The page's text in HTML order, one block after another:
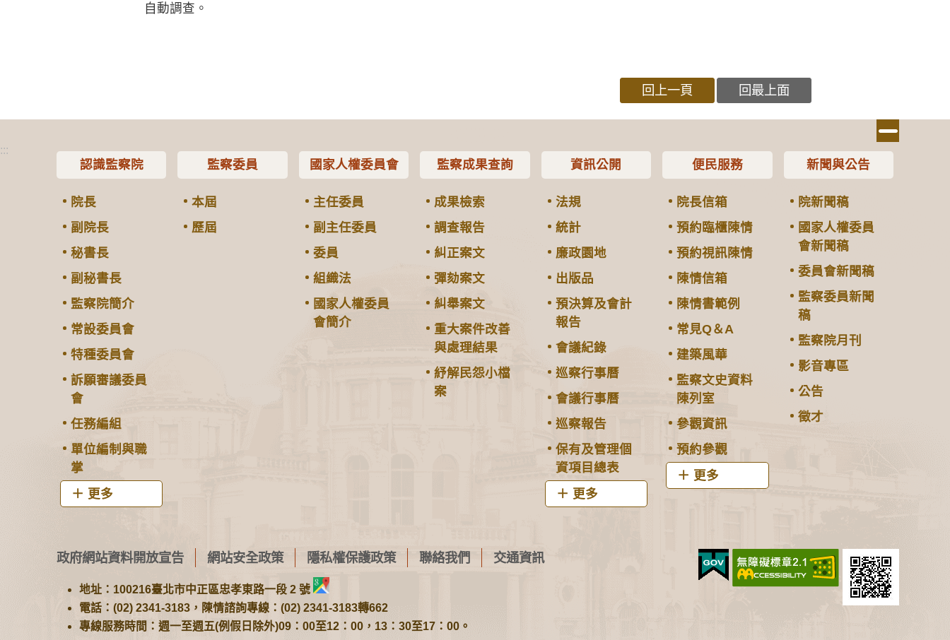
自動調查。
回上一頁 回最上面
:::
認識監察院
院長
副院長
秘書長
副秘書長
監察院簡介
常設委員會
特種委員會
訴願審議委員
會
任務編組
單位編制與職
掌
更多
監察委員
本屆
歷屆
國家人權委員會
主任委員
副主任委員
委員
組織法
國家人權委員
會簡介
監察成果查詢
成果檢索
調查報告
糾正案文
彈劾案文
糾舉案文
重大案件改善
與處理結果
紓解民怨小檔
案
資訊公開
法規
統計
廉政園地
出版品
預決算及會計
報告
會議紀錄
巡察行事曆
會議行事曆
巡察報告
保有及管理個
資項目總表
更多
便民服務
院長信箱
預約臨櫃陳情
預約視訊陳情
陳情信箱
陳情書範例
常見Q＆A
建築風華
監察文史資料
陳列室
參觀資訊
預約參觀
更多
新聞與公告
院新聞稿
國家人權委員
會新聞稿
委員會新聞稿
監察委員新聞
稿
監察院月刊
影音專區
公告
徵才
政府網站資料開放宣告 網站安全政策 隱私權保護政策 聯絡我們 交通資訊
地址：100216臺北市中正區忠孝東路一段 2 號
電話：(02) 2341-3183，陳情諮詢專線：(02) 2341-3183轉662
專線服務時間：週一至週五(例假日除外)09：00至12：00，13：30至17：00。